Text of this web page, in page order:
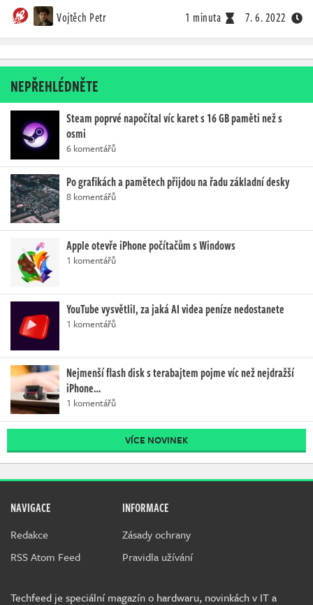
Vojtěch Petr 1 minuta 7. 6. 2022
NEPŘEHLÉDNĚTE
Steam poprvé napočítal víc karet s 16 GB paměti než s
osmi
6 komentářů
Po grafikách a pamětech přijdou na řadu základní desky
8 komentářů
Apple otevře iPhone počítačům s Windows
1 komentářů
YouTube vysvětlil, za jaká AI videa peníze nedostanete
1 komentářů
Nejmenší flash disk s terabajtem pojme víc než nejdražší
iPhone…
1 komentářů
VÍCE NOVINEK
NAVIGACE
Redakce
RSS Atom Feed
INFORMACE
Zásady ochrany
Pravidla užívání
Techfeed je speciální magazín o hardwaru, novinkách v IT a